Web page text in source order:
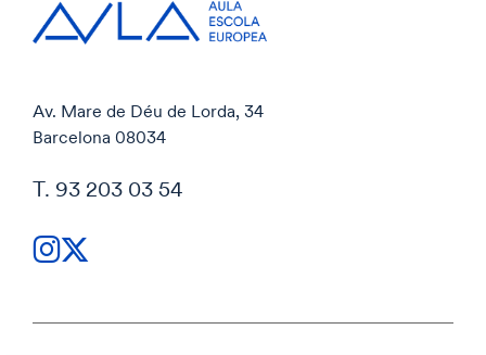
Av. Mare de Déu de Lorda, 34
Barcelona 08034
T. 93 203 03 54